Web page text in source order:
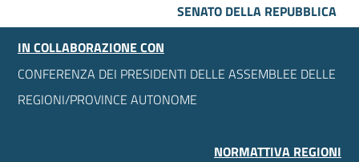
SENATO DELLA REPUBBLICA
IN COLLABORAZIONE CON
CONFERENZA DEI PRESIDENTI DELLE ASSEMBLEE DELLE
REGIONI/PROVINCE AUTONOME
NORMATTIVA REGIONI